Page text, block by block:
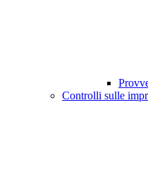
Controlli sulle